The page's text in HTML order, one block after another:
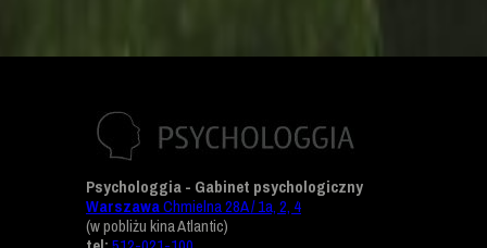
Psychologgia - Gabinet psychologiczny
WarszawaChmielna 28A / 1a, 2, 4
(w pobliżu kina Atlantic)